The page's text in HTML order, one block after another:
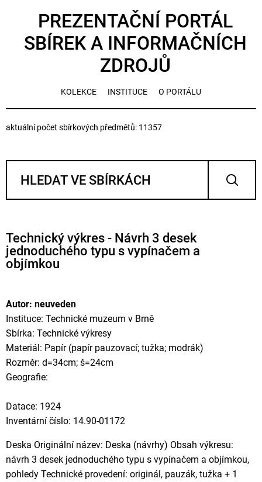
PREZENTAČNÍ PORTÁL
SBÍREK A INFORMAČNÍCH
ZDROJŮ
KOLEKCE INSTITUCE O PORTÁLU
aktuální počet sbírkových předmětů: 11357
Technický výkres - Návrh 3 desek
jednoduchého typu s vypínačem a
objímkou
Autor: neuveden
Instituce: Technické muzeum v Brně
Sbírka: Technické výkresy
Materiál: Papír (papír pauzovací; tužka; modrák)
Rozměr: d=34cm; š=24cm
Geografie:
Datace: 1924
Inventární číslo: 14.90-01172
Deska Originální název: Deska (návrhy) Obsah výkresu:
návrh 3 desek jednoduchého typu s vypínačem a objímkou,
pohledy Technické provedení: originál, pauzák, tužka + 1